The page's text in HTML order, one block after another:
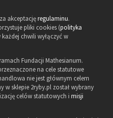
akceptacjęregulaminu.
pliki cookies (polityka
chwili wyłączyć w
Fundacji Mathesianum.
na cele statutowe
nie jest głównym celem
sklepie 2ryby.pl został wybrany
celów statutowych i misji